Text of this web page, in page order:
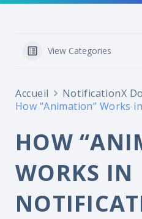
View Categories
Accueil NotificationX
How “Animation” Works
HOW
WORKS IN